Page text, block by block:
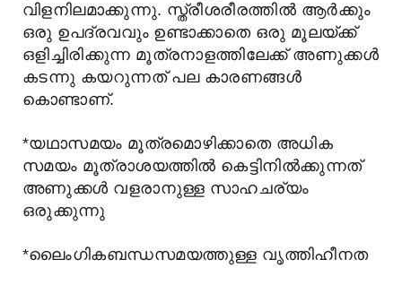
വിളനിലമാക്കുന്നു. സ്ത്രീശരീരത്തില്‍ ആര്‍ക്കും
ഒരു ഉപദ്രവവും ഉണ്ടാക്കാതെ ഒരു മൂലയ്ക്ക്
ഒളിച്ചിരിക്കുന്ന മൂത്രനാളത്തിലേക്ക് അണുക്കള്‍
കടന്നു കയറുന്നത് പല കാരണങ്ങള്‍
കൊണ്ടാണ്.
*യഥാസമയം മൂത്രമൊഴിക്കാതെ അധിക
സമയം മൂത്രാശയത്തില്‍ കെട്ടിനില്‍ക്കുന്നത്‌
അണുക്കള്‍ വളരാനുള്ള സാഹചര്യം
ഒരുക്കുന്നു
*ലൈംഗികബന്ധസമയത്തുള്ള വൃത്തിഹീനത